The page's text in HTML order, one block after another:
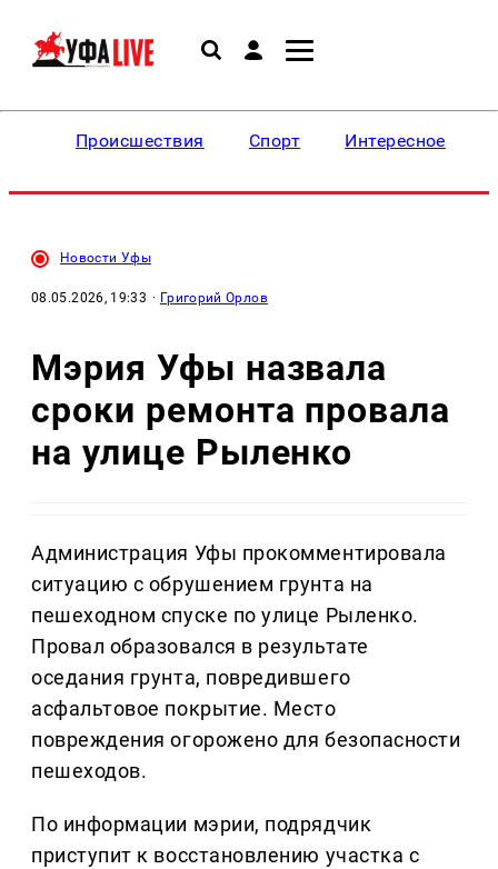
Происшествия Спорт Интересное
Новости Уфы
08.05.2026, 19:33 · Григорий Орлов
Мэрия Уфы назвала
сроки ремонта провала
на улице Рыленко
Администрация Уфы прокомментировала
ситуацию с обрушением грунта на
пешеходном спуске по улице Рыленко.
Провал образовался в результате
оседания грунта, повредившего
асфальтовое покрытие. Место
повреждения огорожено для безопасности
пешеходов.
По информации мэрии, подрядчик
приступит к восстановлению участка с